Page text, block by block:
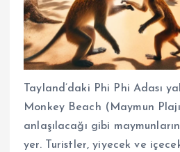
Tayland’daki Phi Phi Adası
Monkey Beach (Maymun
anlaşılacağı gibi
yer. Turistler, yiyecek ve